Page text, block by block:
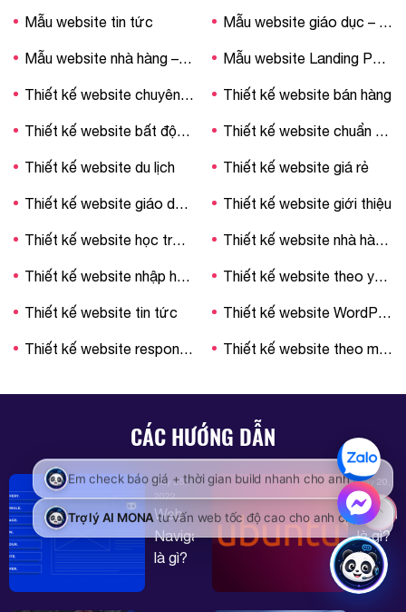
15,850,000 VND
Đặt mẫu
Mẫu website tin tức Mẫu website giáo dục – trường học
Mẫu website nhà hàng – khách sạn Mẫu website Landing Page
Thiết kế website chuyên nghiệp Thiết kế website bán hàng
Thiết kế website bất động sản Thiết kế website chuẩn SEO
Thiết kế website du lịch Thiết kế website giá rẻ
Thiết kế website giáo dục – trường học Thiết kế website giới thiệu
Thiết kế website học trực tuyến Thiết kế website nhà hàng – khách sạn
Thiết kế website nhập hàng Trung Quốc Thiết kế website theo yêu cầu
Thiết kế website tin tức Thiết kế website WordPress
Thiết kế website responsive Thiết kế website theo mẫu
CÁC HƯỚNG DẪN
May 25,
2022
Web
Navigation
là gì?
May 20,
2022
Ubuntu
là gì?
Tìm
hiểu